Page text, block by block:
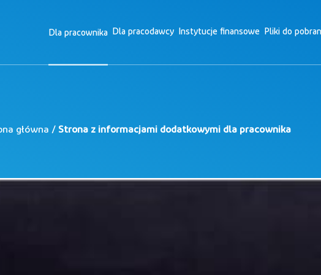
Dla pracownika Dla pracodawcy Instytucje finansowe Pliki do
główna / Strona z informacjami dodatkowymi dla pracownika